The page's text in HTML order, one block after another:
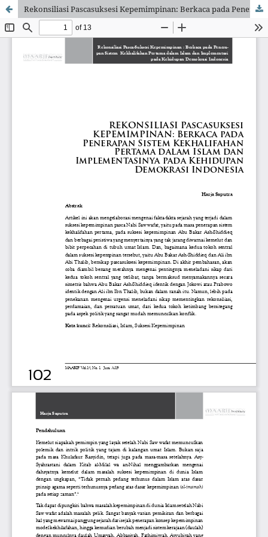
Rekonsiliasi Pascasuksesi Kepemimpinan: Berkaca pada Penerapan Sistem Kekhalifahan Pertama dalam Islam dan Implementasinya pada Kehidupan Demokrasi Indonesia